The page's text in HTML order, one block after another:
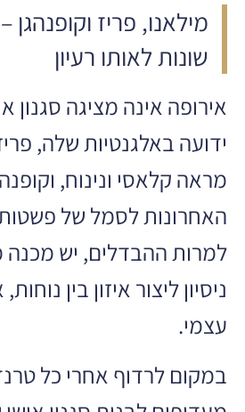
מילאנו, פריז
שונות לאותו רעיון
אירופה אינה מציגה סגנון
ידועה באלגנטיות שלה,
מראה קלאסי ונינוח,
האחרונות לסמל של
למרות ההבדלים, יש מכנה
ניסיון ליצור איזון בין
עצמי.
במקום לרדוף אחרי כל